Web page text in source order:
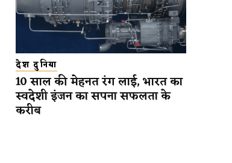
देश दुनिया
10 साल की मेहनत रंग लाई, भारत का
स्वदेशी इंजन का सपना सफलता के
करीब